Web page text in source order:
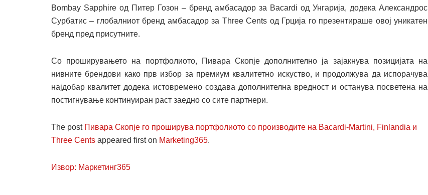
Bombay Sapphire од Питер Гозон – бренд амбасадор за Bacardi од Унгарија, додека Александрос
Сурбатис – глобалниот бренд амбасадор за Three Cents од Грција го презентираше овој уникатен
бренд пред присутните.
Со проширувањето на портфолиото, Пивара Скопје дополнително ја зајакнува позицијата на
нивните брендови како прв избор за премиум квалитетно искуство, и продолжува да испорачува
најдобар квалитет додека истовремено создава дополнителна вредност и останува посветена на
постигнување континуиран раст заедно со сите партнери.
The post Пивара Скопје го проширува портфолиото со производите на Bacardi-Martini, Finlandia и
Three Cents appeared first on Marketing365.
Извор: Маркетинг365